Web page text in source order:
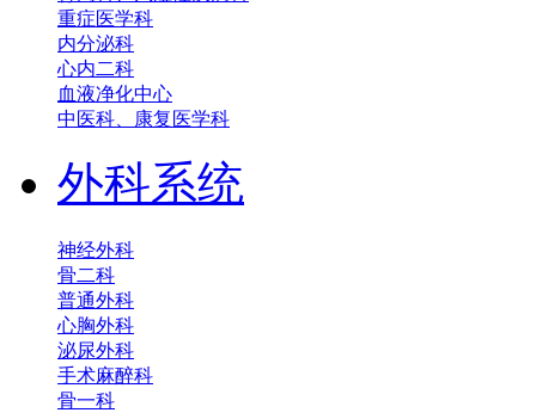
重症医学科
内分泌科
心内二科
血液净化中心
中医科、康复医学科
外科系统
神经外科
骨二科
普通外科
心胸外科
泌尿外科
手术麻醉科
骨一科